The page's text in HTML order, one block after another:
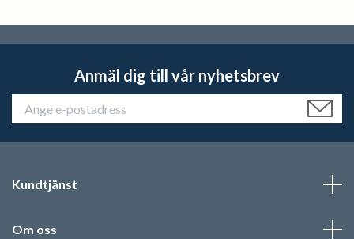
Anmäl dig till vår nyhetsbrev
Kundtjänst
Om oss